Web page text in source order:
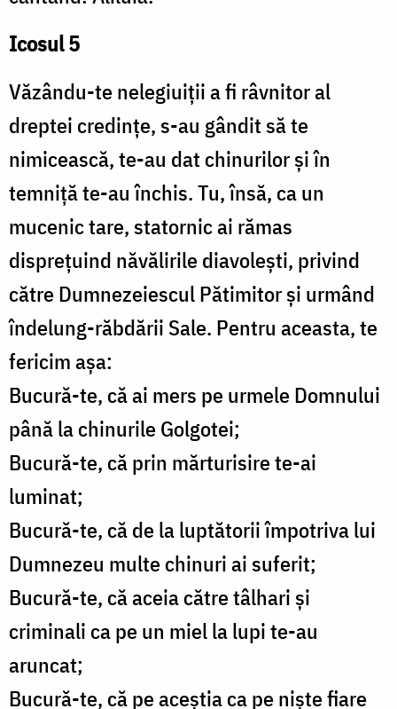
Icosul 5
Văzându-te nelegiuiții a fi râvnitor al
dreptei credințe, s-au gândit să te
nimicească, te-au dat chinurilor și în
temniță te-au închis. Tu, însă, ca un
mucenic tare, statornic ai rămas
disprețuind năvălirile diavolești, privind
către Dumnezeiescul Pătimitor și urmând
îndelung-răbdării Sale. Pentru aceasta, te
fericim așa:
Bucură-te, că ai mers pe urmele Domnului
până la chinurile Golgotei;
Bucură-te, că prin mărturisire te-ai
luminat;
Bucură-te, că de la luptătorii împotriva lui
Dumnezeu multe chinuri ai suferit;
Bucură-te, că aceia către tâlhari și
criminali ca pe un miel la lupi te-au
aruncat;
Bucură-te, că pe aceștia ca pe niște fiare